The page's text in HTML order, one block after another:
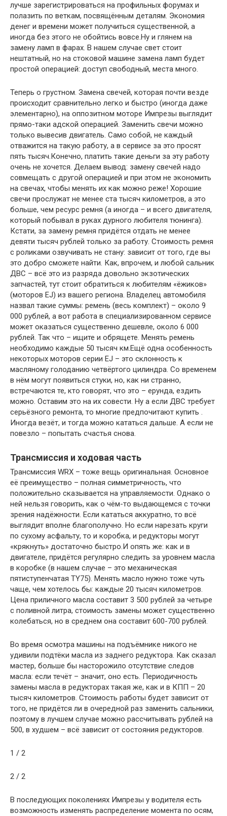
лучше зарегистрироваться на профильных форумах и
полазить по веткам, посвящённым деталям. Экономия
денег и времени может получиться существенной, а
иногда без этого не обойтись вовсе.Ну и глянем на
замену ламп в фарах. В нашем случае свет стоит
нештатный, но на стоковой машине замена ламп будет
простой операцией: доступ свободный, места много.
Теперь о грустном. Замена свечей, которая почти везде
происходит сравнительно легко и быстро (иногда даже
элементарно), на оппозитном моторе Импрезы выглядит
прямо-таки адской операцией. Заменить свечи можно
только вывесив двигатель. Само собой, не каждый
отважится на такую работу, а в сервисе за это просят
пять тысяч.Конечно, платить такие деньги за эту работу
очень не хочется. Делаем вывод: замену свечей надо
совмещать с другой операцией и при этом не экономить
на свечах, чтобы менять их как можно реже! Хорошие
свечи прослужат не менее ста тысяч километров, а это
больше, чем ресурс ремня (а иногда – и всего двигателя,
который побывал в руках дурного любителя тюнинга).
Кстати, за замену ремня придётся отдать не менее
девяти тысяч рублей только за работу. Стоимость ремня
с роликами озвучивать не стану: зависит от того, где вы
это добро сможете найти. Как, впрочем, и любой сальник
ДВС – всё это из разряда довольно экзотических
запчастей, тут стоит обратиться к любителям «ёжиков»
(моторов EJ) из вашего региона. Владелец автомобиля
назвал такие суммы: ремень (весь комплект) – около 9
000 рублей, а вот работа в специализированном сервисе
может оказаться существенно дешевле, около 6 000
рублей. Так что – ищите и обрящете. Менять ремень
необходимо каждые 50 тысяч км.Ещё одна особенность
некоторых моторов серии EJ – это склонность к
масляному голоданию четвёртого цилиндра. Со временем
в нём могут появиться стуки, но, как ни странно,
встречаются те, кто говорят, что это – ерунда, ездить
можно. Оставим это на их совести. Ну а если ДВС требует
серьёзного ремонта, то многие предпочитают купить .
Иногда везёт, и тогда можно кататься дальше. А если не
повезло – попытать счастья снова.
Трансмиссия и ходовая часть
Трансмиссия WRX – тоже вещь оригинальная. Основное
её преимущество – полная симметричность, что
положительно сказывается на управляемости. Однако о
ней нельзя говорить, как о чём-то выдающемся с точки
зрения надёжности. Если кататься аккуратно, то всё
выглядит вполне благополучно. Но если нарезать круги
по сухому асфальту, то и коробка, и редукторы могут
«крякнуть» достаточно быстро.И опять же: как и в
двигателе, придётся регулярно следить за уровнем масла
в коробке (в нашем случае – это механическая
пятиступенчатая TY75). Менять масло нужно тоже чуть
чаще, чем хотелось бы: каждые 20 тысяч километров.
Цена приличного масла составит 3 500 рублей за четыре
с поливной литра, стоимость замены может существенно
колебаться, но в среднем она составит 600-700 рублей.
Во время осмотра машины на подъёмнике никого не
удивили подтёки масла из заднего редуктора. Как сказал
мастер, больше бы насторожило отсутствие следов
масла: если течёт – значит, оно есть. Периодичность
замены масла в редукторах такая же, как и в КПП – 20
тысяч километров. Стоимость работы будет зависит от
того, не придётся ли в очередной раз заменить сальники,
поэтому в лучшем случае можно рассчитывать рублей на
500, в худшем – всё зависит от состояния редукторов.
1 / 2
2 / 2
В последующих поколениях Импрезы у водителя есть
возможность изменять распределение момента по осям,